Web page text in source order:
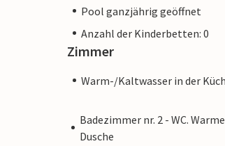
Pool ganzjährig geöffnet
Anzahl der Kinderbetten: 0
Zimmer
Warm-/Kaltwasser in der
Badezimmer nr. 2 - WC.
Dusche